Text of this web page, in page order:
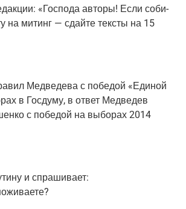
«Гос­по­да авто­ры! Если соби­
на митинг — сдай­те тек­сты на 15
Мед­ве­де­ва с побе­дой «Еди­ной
в Гос­ду­му, в ответ Мед­ве­дев
с побе­дой на выбо­рах 2014
и спра­ши­ва­ет: